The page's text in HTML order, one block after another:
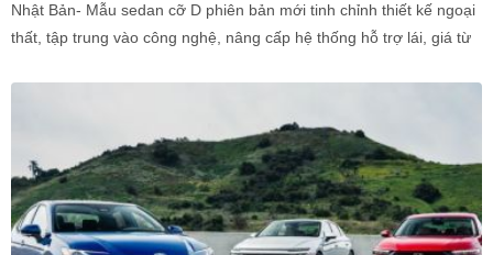
Nhật Bản- Mẫu sedan cỡ D phiên bản mới tinh chỉnh thiết kế ngoại
thất, tập trung vào công nghệ, nâng cấp hệ thống hỗ trợ lái, giá từ